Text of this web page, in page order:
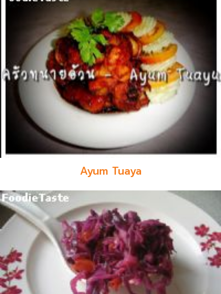
Ayum Tuaya